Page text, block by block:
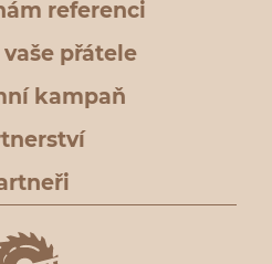
referenci
přátele
kampaň